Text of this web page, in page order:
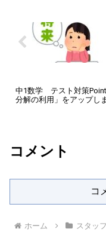
中1数学 テスト対策
分解の利用」をアップし
コメント
コ
ホーム スタッ